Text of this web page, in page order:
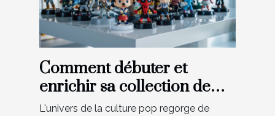
Comment débuter et
enrichir sa collection de
figurines de culture pop
L'univers de la culture pop regorge de